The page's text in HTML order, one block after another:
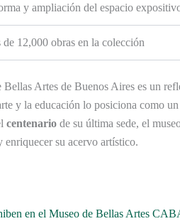
y ampliación del espacio
de 12,000 obras en la colección
Bellas Artes de Buenos Aires es un
y la educación lo posiciona como
centenario de su última sede, el
su acervo artístico.
en el Museo de Bellas Artes